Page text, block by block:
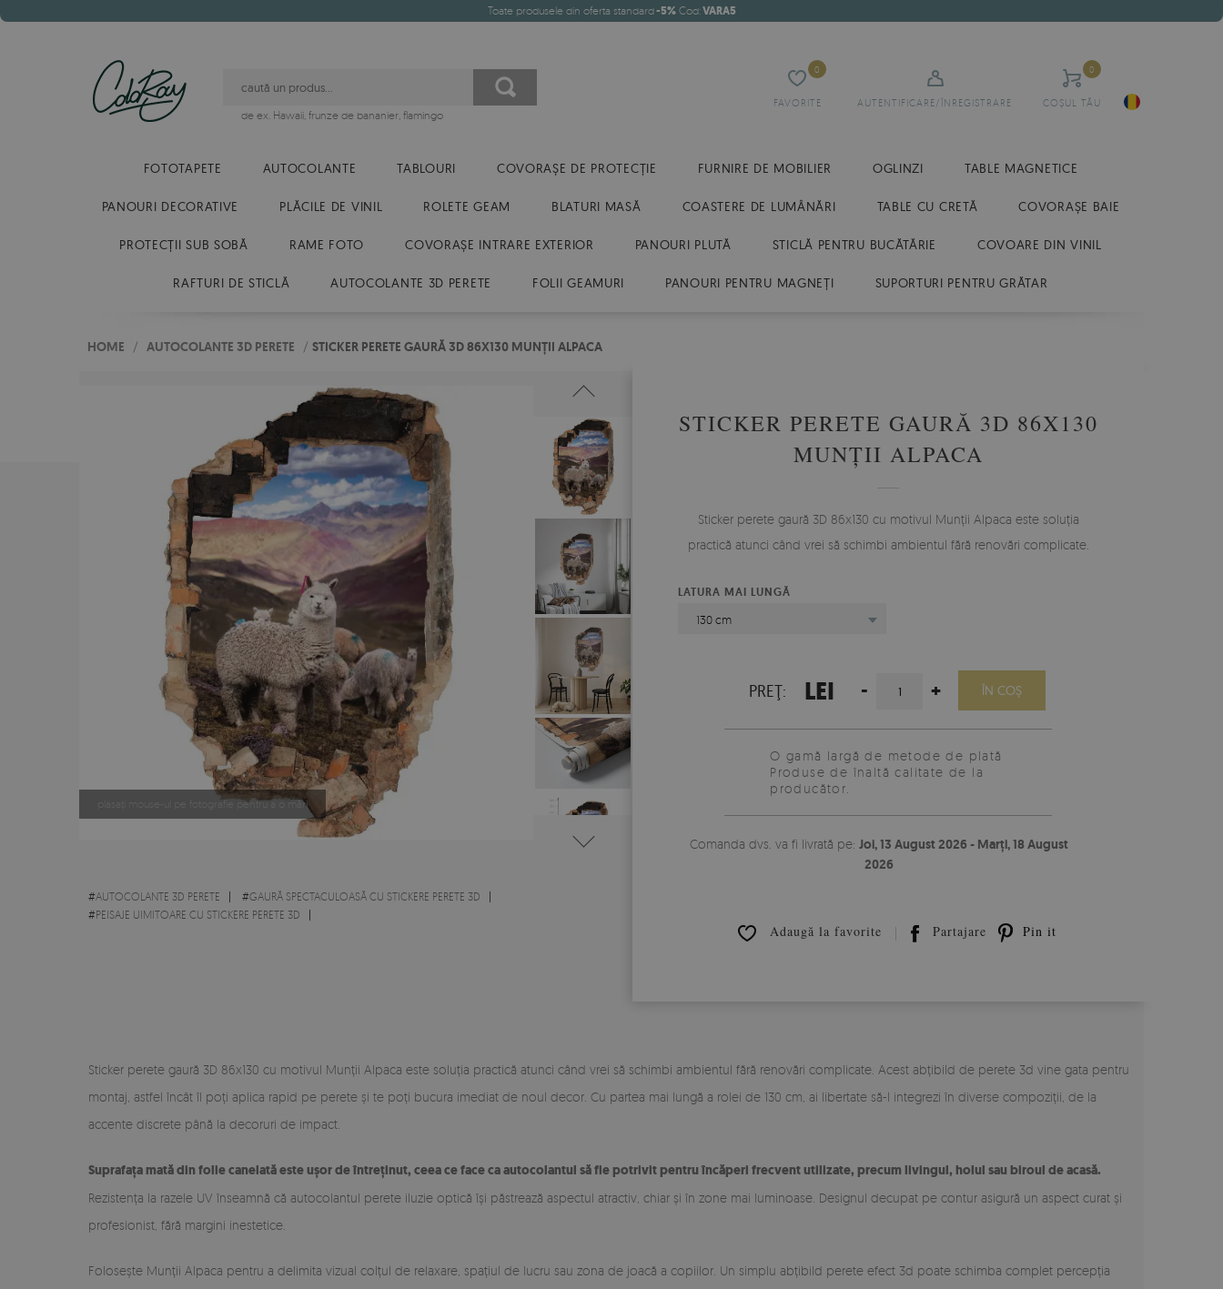
Toate produsele din oferta standard-5%Cod:VARA5
FAVORITE
0
AUTENTIFICARE/ÎNREGISTRARE COȘUL TĂU
0
de ex. Hawaii, frunze de bananier, flamingo
FOTOTAPETE AUTOCOLANTE TABLOURI COVORAȘE DE PROTECȚIE FURNIRE DE MOBILIER OGLINZI TABLE MAGNETICE
PANOURI DECORATIVE PLĂCILE DE VINIL ROLETE GEAM BLATURI MASĂ COASTERE DE LUMÂNĂRI TABLE CU CRETĂ COVORAȘE BAIE
PROTECȚII SUB SOBĂ RAME FOTO COVORAȘE INTRARE EXTERIOR PANOURI PLUTĂ STICLĂ PENTRU BUCĂTĂRIE COVOARE DIN VINIL
RAFTURI DE STICLĂ AUTOCOLANTE 3D PERETE FOLII GEAMURI PANOURI PENTRU MAGNEȚI SUPORTURI PENTRU GRĂTAR
HOME / AUTOCOLANTE 3D PERETE / STICKER PERETE GAURĂ 3D 86X130 MUNȚII ALPACA
plasați mouse-ul pe fotografie pentru a o mări
#AUTOCOLANTE 3D PERETE #GAURĂ SPECTACULOASĂ CU STICKERE PERETE 3D
#PEISAJE UIMITOARE CU STICKERE PERETE 3D
STICKER PERETE GAURĂ 3D 86X130
MUNȚII ALPACA
Sticker perete gaură 3D 86x130 cu motivul Munții Alpaca este soluția
practică atunci când vrei să schimbi ambientul fără renovări complicate.
LATURA MAI LUNGĂ
130 cm
PREŢ: LEI - + ÎN COŞ
O gamă largă de metode de plată
Produse de înaltă calitate de la
producător.
Comanda dvs. va fi livrată pe:Joi, 13 August 2026 - Marți, 18 August
2026
Adaugă la favorite Partajare Pin it
Sticker perete gaură 3D 86x130 cu motivul Munții Alpaca este soluția practică atunci când vrei să schimbi ambientul fără renovări complicate. Acest abțibild de perete 3d vine gata pentru
montaj, astfel încât îl poți aplica rapid pe perete și te poți bucura imediat de noul decor. Cu partea mai lungă a rolei de 130 cm, ai libertate să-l integrezi în diverse compoziții, de la
accente discrete până la decoruri de impact.
Suprafața mată din folie canelată este ușor de întreținut, ceea ce face ca autocolantul să fie potrivit pentru încăperi frecvent utilizate, precum livingul, holul sau biroul de acasă.
Rezistența la razele UV înseamnă că autocolantul perete iluzie optică își păstrează aspectul atractiv, chiar și în zone mai luminoase. Designul decupat pe contur asigură un aspect curat și
profesionist, fără margini inestetice.
Folosește Munții Alpaca pentru a delimita vizual colțul de relaxare, spațiul de lucru sau zona de joacă a copiilor. Un simplu abțibild perete efect 3d poate schimba complet percepția